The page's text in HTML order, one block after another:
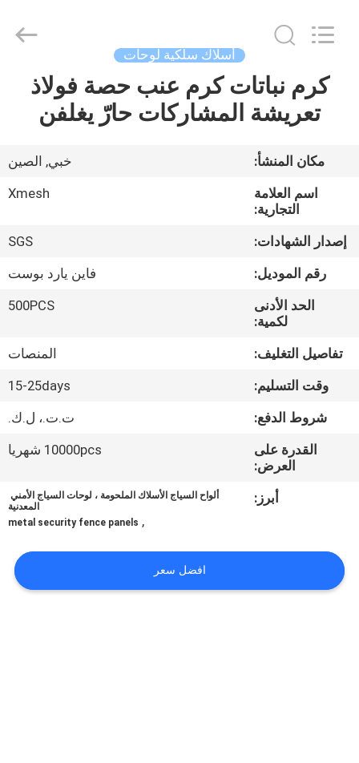
الصفحة
الرئيسية
منتجات
معلومات
عنا
جولة
المعمل
مراقبة
الجودة
اطلب
اقتباس
Reserved.
أسلاك سلكية لوحات
كرم نباتات كرم عنب حصة فولاذ
تعريشة المشاركات حارّ يغلفن
مكان المنشأ:
خبي, الصين
اسم العلامة
التجارية:
Xmesh
إصدار الشهادات:
SGS
رقم الموديل:
فاين يارد بوست
الحد الأدنى
لكمية:
500PCS
تفاصيل التغليف:
المنصات
وقت التسليم:
15-25days
شروط الدفع:
ت.ت.، ل.ك.
القدرة على
العرض:
10000pcs شهريا
أبرز:
ألواح السياج الأسلاك الملحومة ، لوحات السياج الأمني ​​
المعدنية
,
metal security fence panels
افضل سعر